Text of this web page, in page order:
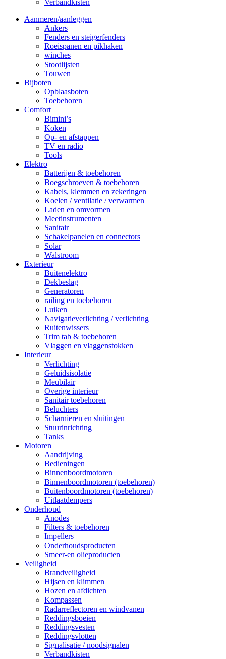
Verbandkisten
Aanmeren/aanleggen
Ankers
Fenders en steigerfenders
Roeispanen en pikhaken
winches
Stootlijsten
Touwen
Bijboten
Opblaasboten
Toebehoren
Comfort
Bimini’s
Koken
Op- en afstappen
TV en radio
Tools
Elektro
Batterijen & toebehoren
Boegschroeven & toebehoren
Kabels, klemmen en zekeringen
Koelen / ventilatie / verwarmen
Laden en omvormen
Meetinstrumenten
Sanitair
Schakelpanelen en connectors
Solar
Walstroom
Exterieur
Buitenelektro
Dekbeslag
Generatoren
railing en toebehoren
Luiken
Navigatieverlichting / verlichting
Ruitenwissers
Trim tab & toebehoren
Vlaggen en vlaggenstokken
Interieur
Verlichting
Geluidsisolatie
Meubilair
Overige interieur
Sanitair toebehoren
Beluchters
Scharnieren en sluitingen
Stuurinrichting
Tanks
Motoren
Aandrijving
Bedieningen
Binnenboordmotoren
Binnenboordmotoren (toebehoren)
Buitenboordmotoren (toebehoren)
Uitlaatdempers
Onderhoud
Anodes
Filters & toebehoren
Impellers
Onderhoudsproducten
Smeer-en olieproducten
Veiligheid
Brandveiligheid
Hijsen en klimmen
Hozen en afdichten
Kompassen
Radarreflectoren en windvanen
Reddingsboeien
Reddingsvesten
Reddingsvlotten
Signalisatie / noodsignalen
Verbandkisten